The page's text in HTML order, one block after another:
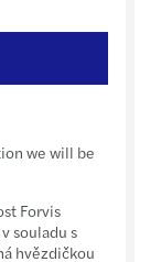
we will be
Forvis
souladu s
hvězdičkou